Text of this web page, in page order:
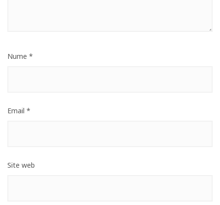
Nume *
Email *
Site web